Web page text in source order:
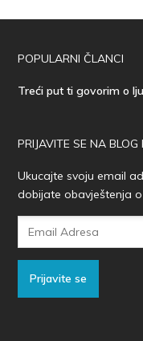
POPULARNI ČLANCI
Treći put ti govorim o
PRIJAVITE SE NA BLOG
Ukucajte svoju email
dobijate obavještenja
Prijavite se